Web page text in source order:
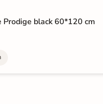
black 60*120 cm